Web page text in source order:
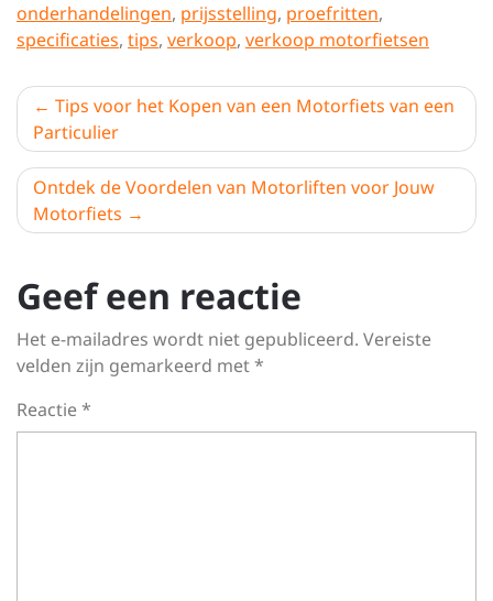
onderhandelingen, prijsstelling, proefritten,
specificaties, tips, verkoop, verkoop motorfietsen
Berichtnavigatie
Tips voor het Kopen van een Motorfiets van een
Particulier
Ontdek de Voordelen van Motorliften voor Jouw
Motorfiets
Geef een reactie
Het e-mailadres wordt niet gepubliceerd. Vereiste
velden zijn gemarkeerd met*
Reactie*